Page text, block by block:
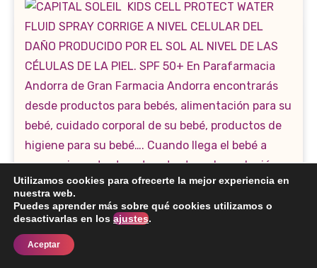
Utilizamos cookies para ofrecerte la mejor experiencia en
nuestra web.
Puedes aprender más sobre qué cookies utilizamos o
desactivarlas en los ajustes.
Aceptar